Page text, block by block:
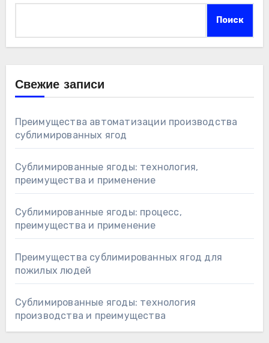
Поиск
Свежие записи
Преимущества автоматизации производства
сублимированных ягод
Сублимированные ягоды: технология,
преимущества и применение
Сублимированные ягоды: процесс,
преимущества и применение
Преимущества сублимированных ягод для
пожилых людей
Сублимированные ягоды: технология
производства и преимущества